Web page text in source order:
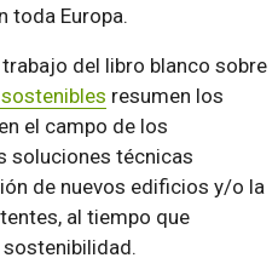
toda Europa.
del libro blanco sobre
resumen los
el campo de los
soluciones técnicas
de nuevos edificios y/o la
al tiempo que